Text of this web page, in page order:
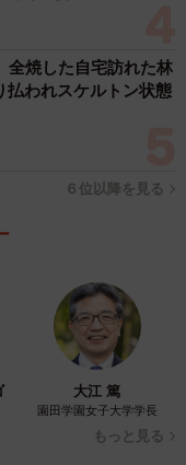
全焼した自宅訪れた林
われスケルトン状態
６位以降を見る
大江 篤
園田学園女子大学学長
もっと見る